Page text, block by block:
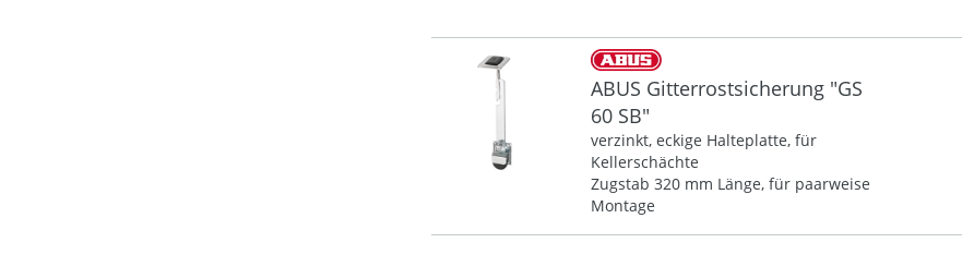
ABUS Gitterrostsicherung "GS
60 SB"
verzinkt, eckige Halteplatte, für
Kellerschächte
Zugstab 320 mm Länge, für paarweise
Montage